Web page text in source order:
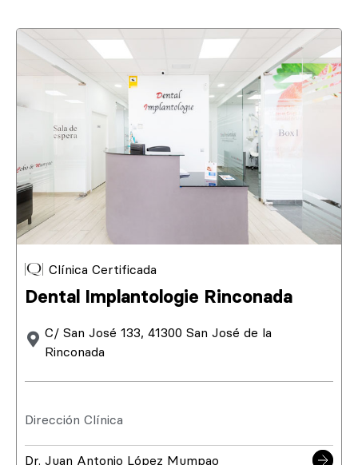
Clínica Certificada
Dental Implantologie Rinconada
C/ San José 133, 41300 San José de la
Rinconada
Dirección Clínica
Dr. Juan Antonio López Mumpao